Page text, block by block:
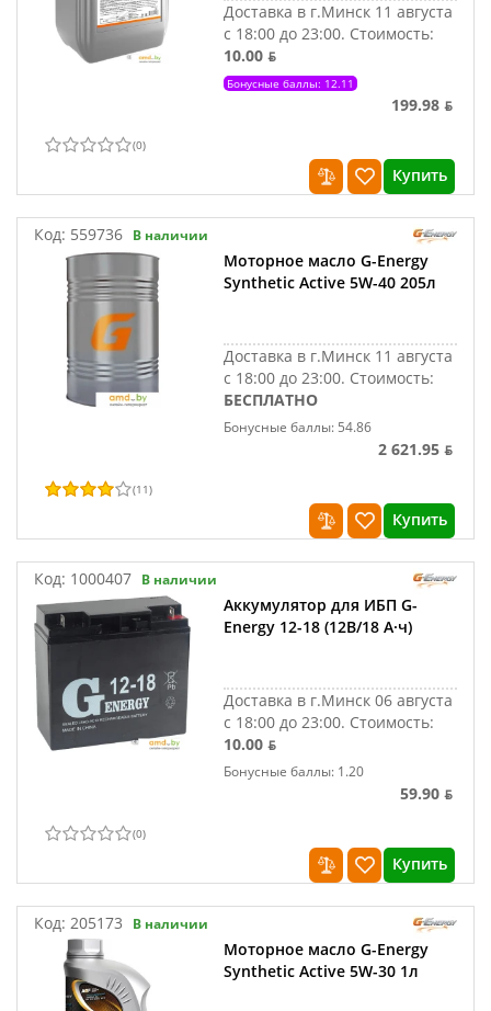
Доставка в г.Минск 11 августа
с 18:00 до 23:00. Стоимость:
10.00 ƃ
Бонусные баллы: 12.11
199.98 ƃ
(0)
Купить
Код: 559736 В наличии
Моторное масло G-Energy
Synthetic Active 5W-40 205л
Доставка в г.Минск 11 августа
с 18:00 до 23:00. Стоимость:
БЕСПЛАТНО
Бонусные баллы: 54.86
2 621.95 ƃ
(11)
Купить
Код: 1000407 В наличии
Аккумулятор для ИБП G-
Energy 12-18 (12В/18 А·ч)
Доставка в г.Минск 06 августа
с 18:00 до 23:00. Стоимость:
10.00 ƃ
Бонусные баллы: 1.20
59.90 ƃ
(0)
Купить
Код: 205173 В наличии
Моторное масло G-Energy
Synthetic Active 5W-30 1л